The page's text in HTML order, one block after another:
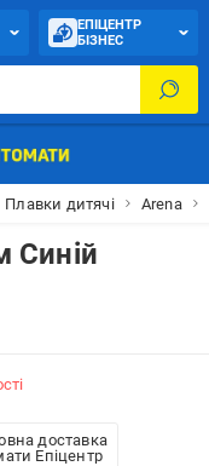
ЕПІЦЕНТР
БІЗНЕС
Плавки дитячі Arena
Синій
доставка
Епіцентр